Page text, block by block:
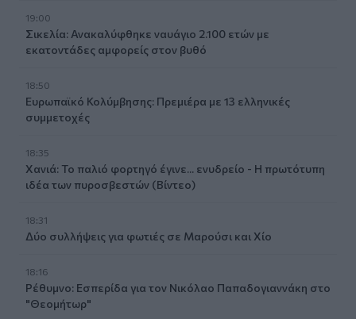
19:00
Σικελία: Ανακαλύφθηκε ναυάγιο 2.100 ετών με
εκατοντάδες αμφορείς στον βυθό
18:50
Ευρωπαϊκό Κολύμβησης: Πρεμιέρα με 13 ελληνικές
συμμετοχές
18:35
Χανιά: Το παλιό φορτηγό έγινε... ενυδρείο - Η πρωτότυπη
ιδέα των πυροσβεστών (Βίντεο)
18:31
Δύο συλλήψεις για φωτιές σε Μαρούσι και Χίο
18:16
Ρέθυμνο: Εσπερίδα για τον Νικόλαο Παπαδογιαννάκη στο
"Θεομήτωρ"